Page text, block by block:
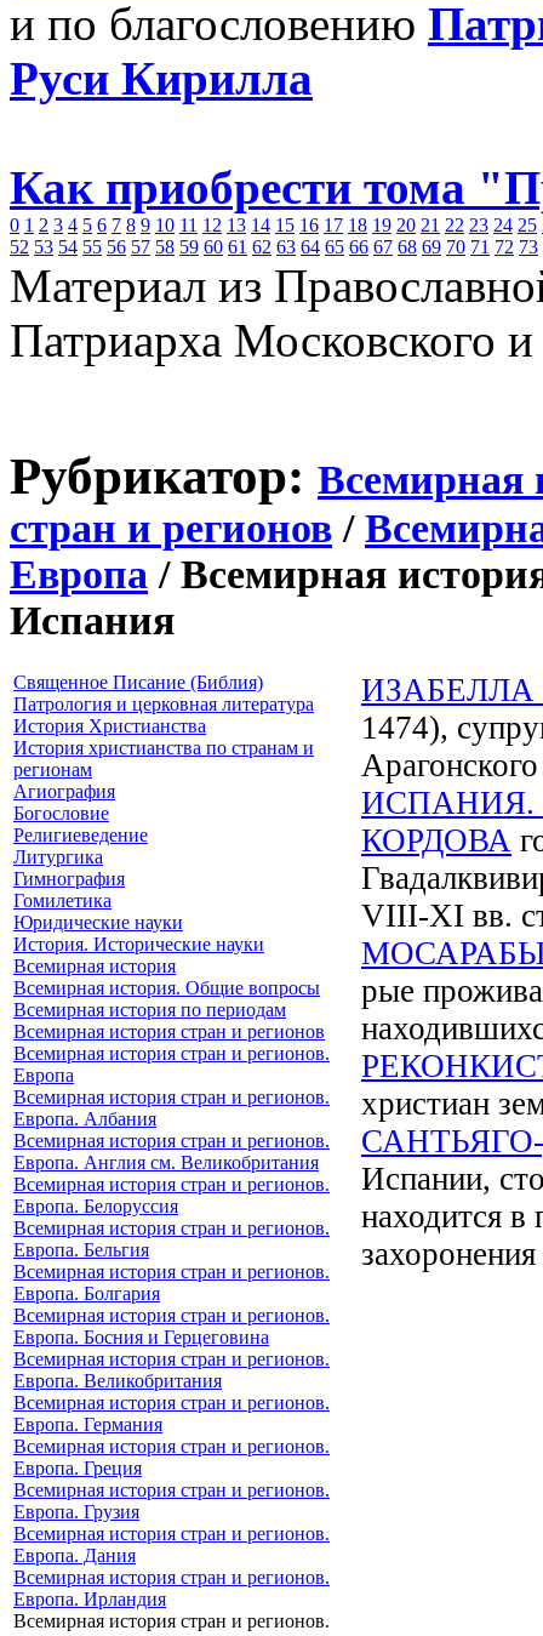
и по благословению
Руси Кирилла
Как приобрести тома
0 1 2 3 4 5 6 7 8 9 10 11 12 13 14 15 16 17 18 19 20 21 22 23 24 25
52 53 54 55 56 57 58 59 60 61 62 63 64 65 66 67 68 69 70 71 72 73
Материал из
Патриарха Московского
Рубрикатор: Всемирная
стран и регионов /
Европа / Всемирная
Испания
Священное Писание (Библия)
Патрология и церковная литература
История Христианства
История христианства по странам и
регионам
Агиография
Богословие
Религиеведение
Литургика
Гимнография
Гомилетика
Юридические науки
История. Исторические науки
Всемирная история
Всемирная история. Общие вопросы
Всемирная история по периодам
Всемирная история стран и регионов
Всемирная история стран и регионов.
Европа
Всемирная история стран и регионов.
Европа. Албания
Всемирная история стран и регионов.
Европа. Англия см. Великобритания
Всемирная история стран и регионов.
Европа. Белоруссия
Всемирная история стран и регионов.
Европа. Бельгия
Всемирная история стран и регионов.
Европа. Болгария
Всемирная история стран и регионов.
Европа. Босния и Герцеговина
Всемирная история стран и регионов.
Европа. Великобритания
Всемирная история стран и регионов.
Европа. Германия
Всемирная история стран и регионов.
Европа. Греция
Всемирная история стран и регионов.
Европа. Грузия
Всемирная история стран и регионов.
Европа. Дания
Всемирная история стран и регионов.
Европа. Ирландия
Всемирная история стран и регионов.
ИЗАБЕЛЛА
1474),
ИСПАНИЯ.
КОРДОВА
VIII-XI вв.
рые
христиан
Испании,
находится